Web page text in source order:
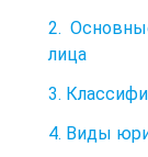
2.
лица
3.
4. Виды